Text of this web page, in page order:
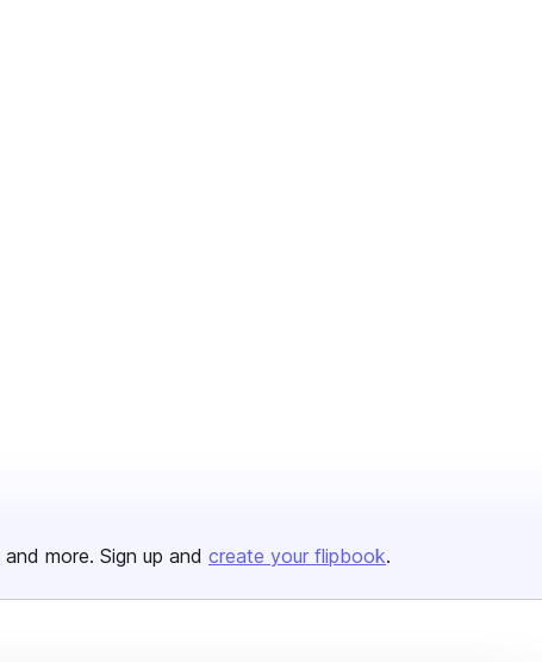
and more. Sign up and create your flipbook.